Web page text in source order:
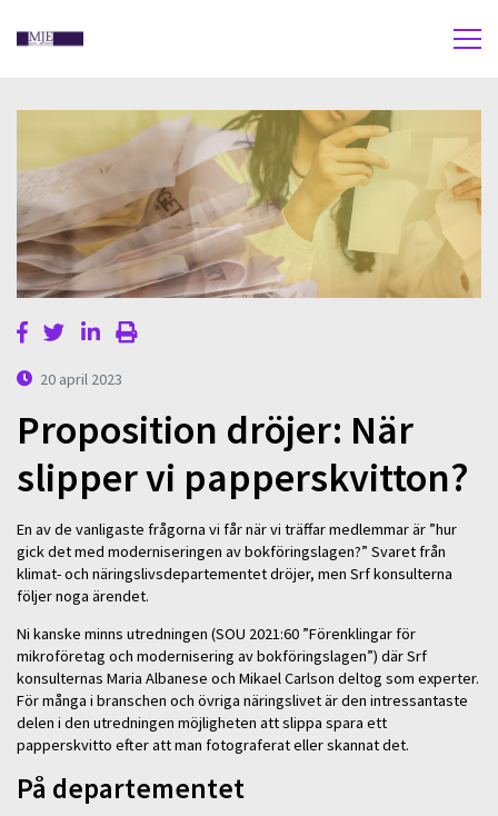
20 april 2023
Proposition dröjer: När
slipper vi papperskvitton?
En av de vanligaste frågorna vi får när vi träffar medlemmar är ”hur
gick det med moderniseringen av bokföringslagen?” Svaret från
klimat- och näringslivsdepartementet dröjer, men Srf konsulterna
följer noga ärendet.
Ni kanske minns utredningen (SOU 2021:60 ”Förenklingar för
mikroföretag och modernisering av bokföringslagen”) där Srf
konsulternas Maria Albanese och Mikael Carlson deltog som experter.
För många i branschen och övriga näringslivet är den intressantaste
delen i den utredningen möjligheten att slippa spara ett
papperskvitto efter att man fotograferat eller skannat det.
På departementet